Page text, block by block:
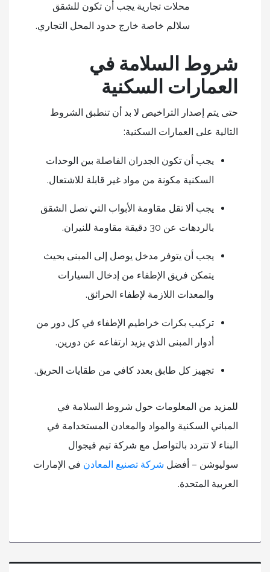
محلات تجارية يجب أن تكون للشقق
سلالم خاصة خارج حدود المحل التجاري.
شروط السلامة في
العمارات السكنية
حتى يتم إصدار التراخيص لا بد أن تنطبق الشروط
التالية على العمارات السكنية:
يجب أن تكون الجدران الفاصلة بين الوحدات
السكنية مكونة من مواد غير قابلة للاشتعال.
يجب ألا تقل مقاومة الأبواب التي تصل الشقق
بالردهات عن 30 دقيقة مقاومة للنيران.
يجب أن يتوفر مدخل يوصل إلى المبنى بحيث
يتمكن فريق الإطفاء من إدخال السيارات
والمعدات اللازمة لإطفاء الحرائق.
تركيب بكرات خراطيم الإطفاء في كل دور من
أدوار المبنى الذي يزيد ارتفاعه عن دورين.
تجهيز كل طابق بعدد كافي من طقايات الحريق.
للمزيد من المعلومات حول شروط السلامة في
المباني السكنية والمواد والمعادن المستخدامة في
البناء لا تتردد بالتواصل مع شركة تيم فيجوال
سوليوشن – أفضل شركة تصنيع المعادن في الإمارات
العربية المتحدة.